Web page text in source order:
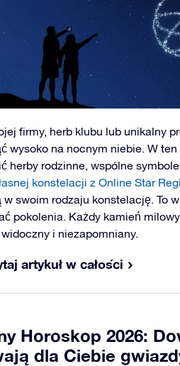
firmy, herb klubu lub unikalny
wysoko na nocnym niebie. W
herby rodzinne, wspólne
konstelacji z Online Star
w swoim rodzaju konstelację. To
pokolenia. Każdy kamień
i niezapomniany.
artykuł w całości
Horoskop 2026:
dla Ciebie